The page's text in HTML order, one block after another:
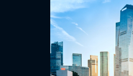
立即连系